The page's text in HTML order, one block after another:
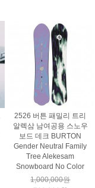
2526 버튼 패밀리 트리
알렉삼 남여공용 스노우
보드 데크 BURTON
Gender Neutral Family
Tree Alekesam
Snowboard No Color
1,000,000원